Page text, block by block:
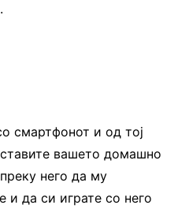
смартфонот и од тој
вашето домашно
него да му
и да си играте со него